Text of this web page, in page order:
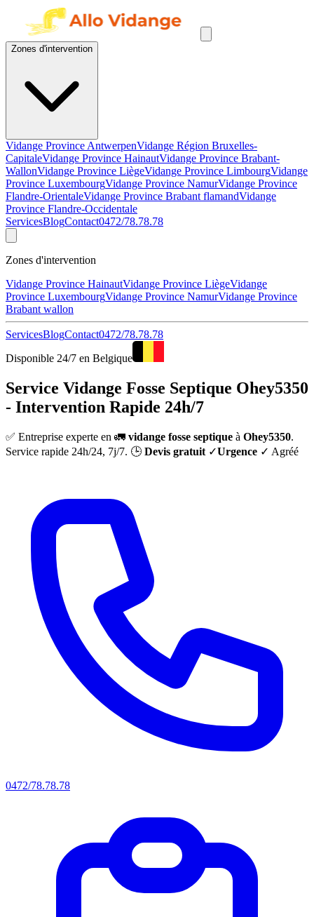
Zones d'intervention
Vidange Province AntwerpenVidange Région Bruxelles-
CapitaleVidange Province HainautVidange Province Brabant-
WallonVidange Province LiègeVidange Province LimbourgVidange
Province LuxembourgVidange Province NamurVidange Province
Flandre-OrientaleVidange Province Brabant flamandVidange
Province Flandre-Occidentale
ServicesBlogContact0472/78.78.78
Zones d'intervention
Vidange Province HainautVidange Province LiègeVidange
Province LuxembourgVidange Province NamurVidange Province
Brabant wallon
ServicesBlogContact0472/78.78.78
Disponible 24/7 en Belgique
Service Vidange Fosse Septique Ohey5350
- Intervention Rapide 24h/7
✅ Entreprise experte en 🚛 vidange fosse septique à Ohey5350.
Service rapide 24h/24, 7j/7. 🕒 Devis gratuit ✓Urgence ✓ Agréé
0472/78.78.78